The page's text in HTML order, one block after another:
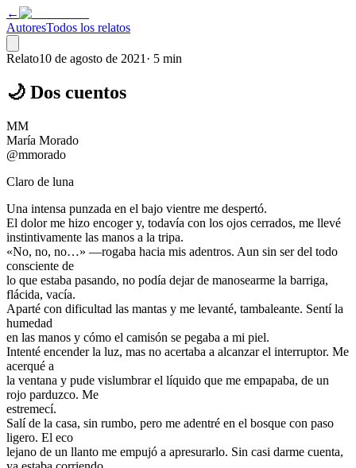
←
AutoresTodos los relatos
Relato10 de agosto de 2021 · 5 min
🌙 Dos cuentos
MM
María Morado
@mmorado
Claro de luna
Una intensa punzada en el bajo vientre me despertó.
El dolor me hizo encoger y, todavía con los ojos cerrados, me llevé
instintivamente las manos a la tripa.
«No, no, no…» ―rogaba hacia mis adentros. Aun sin ser del todo
consciente de
lo que estaba pasando, no podía dejar de manosearme la barriga,
flácida, vacía.
Aparté con dificultad las mantas y me levanté, tambaleante. Sentí la
humedad
en las manos y cómo el camisón se pegaba a mi piel.
Intenté encender la luz, mas no acertaba a alcanzar el interruptor. Me
acerqué a
la ventana y pude vislumbrar el líquido que me empapaba, de un
rojo parduzco. Me
estremecí.
Salí de la casa, sin rumbo, pero me adentré en el bosque con paso
ligero. El eco
lejano de un llanto me empujó a apresurarlo. Sin casi darme cuenta,